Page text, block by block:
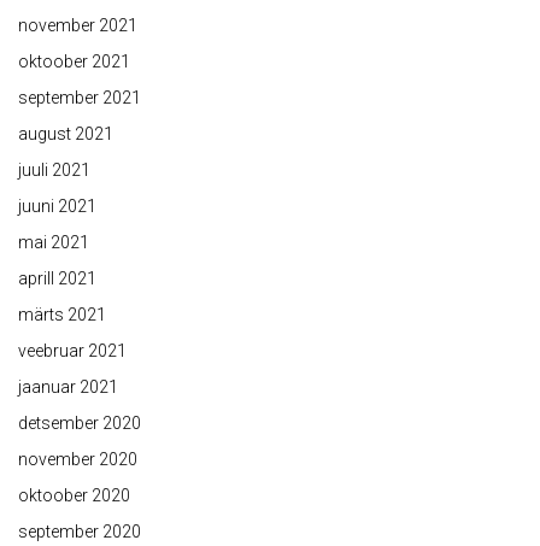
november 2021
oktoober 2021
september 2021
august 2021
juuli 2021
juuni 2021
mai 2021
aprill 2021
märts 2021
veebruar 2021
jaanuar 2021
detsember 2020
november 2020
oktoober 2020
september 2020